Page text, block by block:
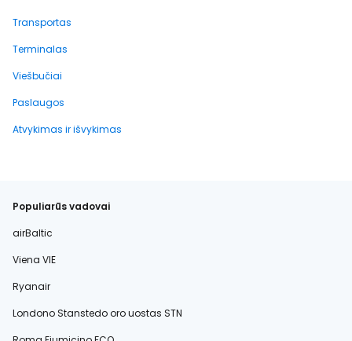
Transportas
Terminalas
Viešbučiai
Paslaugos
Atvykimas ir išvykimas
Populiarūs vadovai
airBaltic
Viena VIE
Ryanair
Londono Stanstedo oro uostas STN